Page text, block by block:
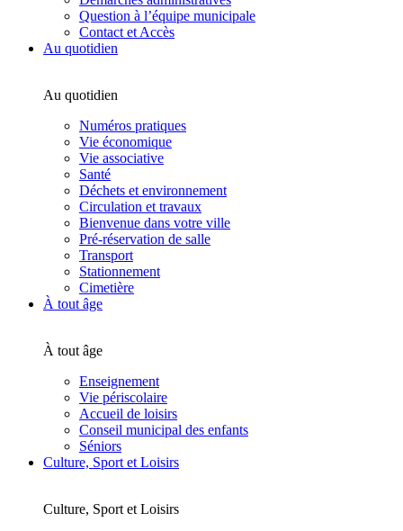
Question à l’équipe municipale
Contact et Accès
Au quotidien
Au quotidien
Numéros pratiques
Vie économique
Vie associative
Santé
Déchets et environnement
Circulation et travaux
Bienvenue dans votre ville
Pré-réservation de salle
Transport
Stationnement
Cimetière
À tout âge
À tout âge
Enseignement
Vie périscolaire
Accueil de loisirs
Conseil municipal des enfants
Séniors
Culture, Sport et Loisirs
Culture, Sport et Loisirs